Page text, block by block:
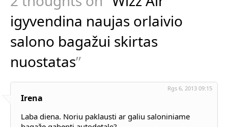
igyvendina naujas orlaivio
salono bagažui skirtas
nuostatas”
Irena
Rgs 6, 2013 09:15
Laba diena. Noriu paklausti ar galiu saloniniame